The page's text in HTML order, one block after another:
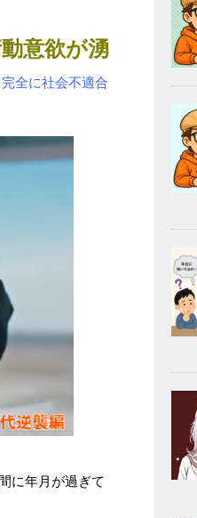
意欲が湧
完全に社会不適合
に年月が過ぎて